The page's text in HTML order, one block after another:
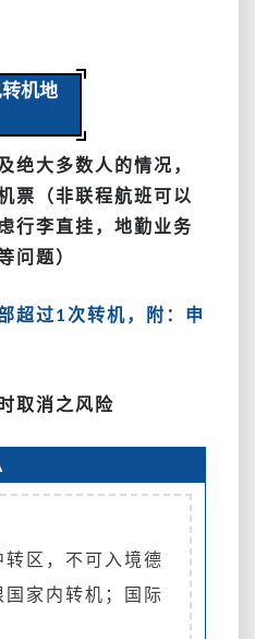
机地
绝大多数人的情况，
票（非联程航班可以
行李直挂，地勤业务
问题）
超过1次转机，附：申
取消之风险
区，不可入境德
国家内转机；国际